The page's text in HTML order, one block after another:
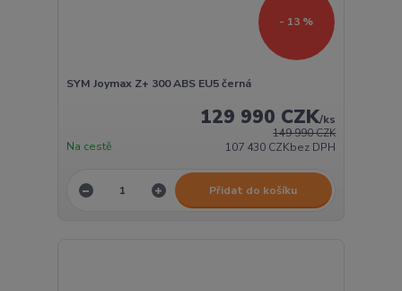
- 13 %
SYM Joymax Z+ 300 ABS EU5 černá
149 990 CZK
129 990 CZK/ks
107 430 CZKbez DPH
Na cestě
Přidat do košíku